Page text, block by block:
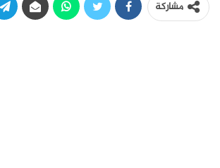
مشاركة